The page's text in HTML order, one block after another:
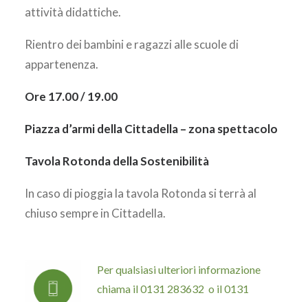
attività didattiche.
Rientro dei bambini e ragazzi alle scuole di
appartenenza.
Ore 17.00 / 19.00
Piazza d’armi della Cittadella – zona spettacolo
Tavola Rotonda della Sostenibilità
In caso di pioggia la tavola Rotonda si terrà al
chiuso sempre in Cittadella.
Per qualsiasi ulteriori informazione
chiama il 0131 283632 o il 0131